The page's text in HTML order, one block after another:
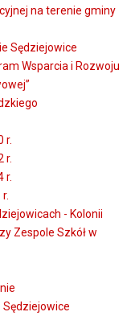
na terenie gminy
Sędziejowice
Wsparcia i Rozwoju
r.
r.
r.
- Kolonii
Zespole Szkół w
Sędziejowice